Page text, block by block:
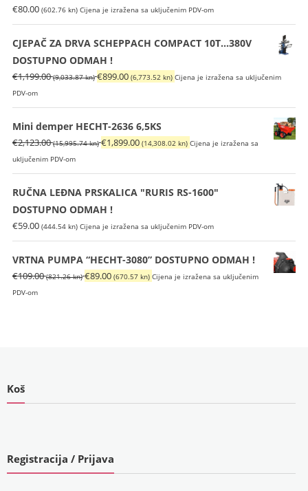
€80.00 (602.76 kn) Cijena je izražena sa uključenim PDV-om
CJEPAČ ZA DRVA SCHEPPACH COMPACT 10T...380V
DOSTUPNO ODMAH !
€1,199.00 (9,033.87 kn)Izvorna
bila
je:
€1,199.00
kn).
€899.00 (6,773.52 kn) Trenutna
je:
(6,773.52
Cijena je izražena sa uključenim
PDV-om
Mini demper HECHT-2636 6,5KS
€2,123.00 (15,995.74 kn)Izvorna
bila
je:
€2,123.00
(15,995.74
€1,899.00 (14,308.02 kn) Trenutna
je:
€1,899.00
Cijena je izražena sa
uključenim PDV-om
RUČNA LEĐNA PRSKALICA "RURIS RS-1600"
DOSTUPNO ODMAH !
€59.00 (444.54 kn) Cijena je izražena sa uključenim PDV-om
VRTNA PUMPA “HECHT-3080” DOSTUPNO ODMAH !
€109.00 (821.26 kn)Izvorna
€89.00 (670.57 kn) Trenutna
Cijena je izražena sa uključenim
PDV-om
Koš
Registracija / Prijava